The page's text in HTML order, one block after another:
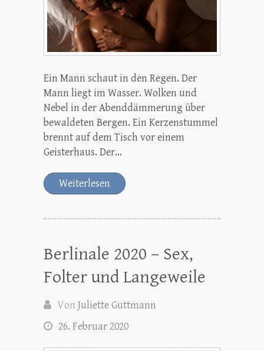
Ein Mann schaut in den Regen. Der
Mann liegt im Wasser. Wolken und
Nebel in der Abenddämmerung über
bewaldeten Bergen. Ein Kerzenstummel
brennt auf dem Tisch vor einem
Geisterhaus. Der…
Weiterlesen
Berlinale 2020 – Sex,
Folter und Langeweile
Von Juliette Guttmann
26. Februar 2020